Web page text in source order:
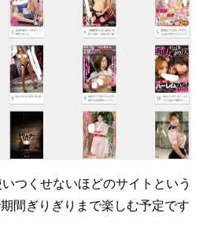
つくせないほどのサイトという
間ぎりぎりまで楽しむ予定です